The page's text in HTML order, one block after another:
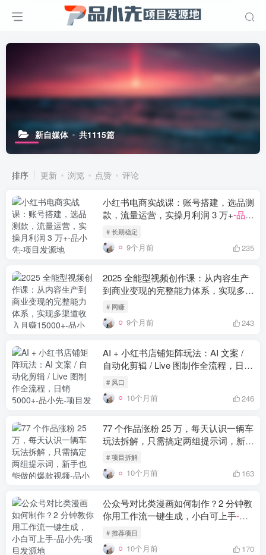
新自媒体 共1115篇
排序 更新 浏览 点赞 评论
小红书电商实战课：账号搭建，选品测
款，流量运营，实操月利润 3 万+-品小
先项目发源地
# 长期稳定
9个月前 235
2025 全能型视频创作课：从内容生产
到商业变现的完整能力体系，实现多渠
道收入月赚15000+
# 网赚
9个月前 243
AI + 小红书店铺矩阵玩法：AI 文案 /
自动化剪辑 / Live 图制作全流程，日销
5000+
# 风口
10个月前 246
77 个作品涨粉 25 万，每天认识一辆车
玩法拆解，只需搞定两组提示词，新手
也能做的爆款视频
# 项目拆解
10个月前 163
公众号对比类漫画如何制作？2 分钟教
你用工作流一键生成，小白可上手-品
小先项目发源地
# 推荐项目
10个月前 170